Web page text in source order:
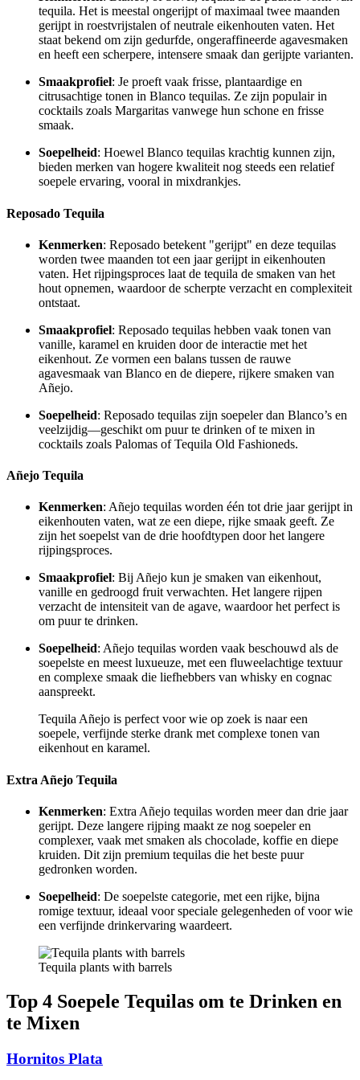
tequila. Het is meestal ongerijpt of maximaal twee maanden
gerijpt in roestvrijstalen of neutrale eikenhouten vaten. Het
staat bekend om zijn gedurfde, ongeraffineerde agavesmaken
en heeft een scherpere, intensere smaak dan gerijpte varianten.
Smaakprofiel: Je proeft vaak frisse, plantaardige en
citrusachtige tonen in Blanco tequilas. Ze zijn populair in
cocktails zoals Margaritas vanwege hun schone en frisse
smaak.
Soepelheid: Hoewel Blanco tequilas krachtig kunnen zijn,
bieden merken van hogere kwaliteit nog steeds een relatief
soepele ervaring, vooral in mixdrankjes.
Reposado Tequila
Kenmerken: Reposado betekent "gerijpt" en deze tequilas
worden twee maanden tot een jaar gerijpt in eikenhouten
vaten. Het rijpingsproces laat de tequila de smaken van het
hout opnemen, waardoor de scherpte verzacht en complexiteit
ontstaat.
Smaakprofiel: Reposado tequilas hebben vaak tonen van
vanille, karamel en kruiden door de interactie met het
eikenhout. Ze vormen een balans tussen de rauwe
agavesmaak van Blanco en de diepere, rijkere smaken van
Añejo.
Soepelheid: Reposado tequilas zijn soepeler dan Blanco’s en
veelzijdig—geschikt om puur te drinken of te mixen in
cocktails zoals Palomas of Tequila Old Fashioneds.
Añejo Tequila
Kenmerken: Añejo tequilas worden één tot drie jaar gerijpt in
eikenhouten vaten, wat ze een diepe, rijke smaak geeft. Ze
zijn het soepelst van de drie hoofdtypen door het langere
rijpingsproces.
Smaakprofiel: Bij Añejo kun je smaken van eikenhout,
vanille en gedroogd fruit verwachten. Het langere rijpen
verzacht de intensiteit van de agave, waardoor het perfect is
om puur te drinken.
Soepelheid: Añejo tequilas worden vaak beschouwd als de
soepelste en meest luxueuze, met een fluweelachtige textuur
en complexe smaak die liefhebbers van whisky en cognac
aanspreekt.
Tequila Añejo is perfect voor wie op zoek is naar een
soepele, verfijnde sterke drank met complexe tonen van
eikenhout en karamel.
Extra Añejo Tequila
Kenmerken: Extra Añejo tequilas worden meer dan drie jaar
gerijpt. Deze langere rijping maakt ze nog soepeler en
complexer, vaak met smaken als chocolade, koffie en diepe
kruiden. Dit zijn premium tequilas die het beste puur
gedronken worden.
Soepelheid: De soepelste categorie, met een rijke, bijna
romige textuur, ideaal voor speciale gelegenheden of voor wie
een verfijnde drinkervaring waardeert.
Tequila plants with barrels
Top 4 Soepele Tequilas om te Drinken en
te Mixen
Hornitos Plata